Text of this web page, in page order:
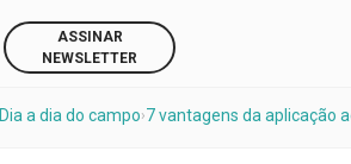
ASSINAR
NEWSLETTER
Dia a dia do campo›7 vantagens da aplicação